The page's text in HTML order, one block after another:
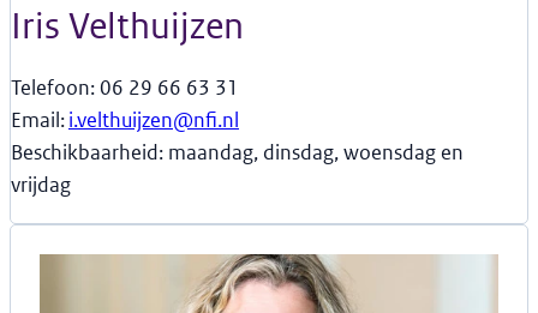
Iris Velthuijzen
Telefoon: 06 29 66 63 31
Email:i.velthuijzen@nfi.nl
Beschikbaarheid: maandag, dinsdag, woensdag en
vrijdag